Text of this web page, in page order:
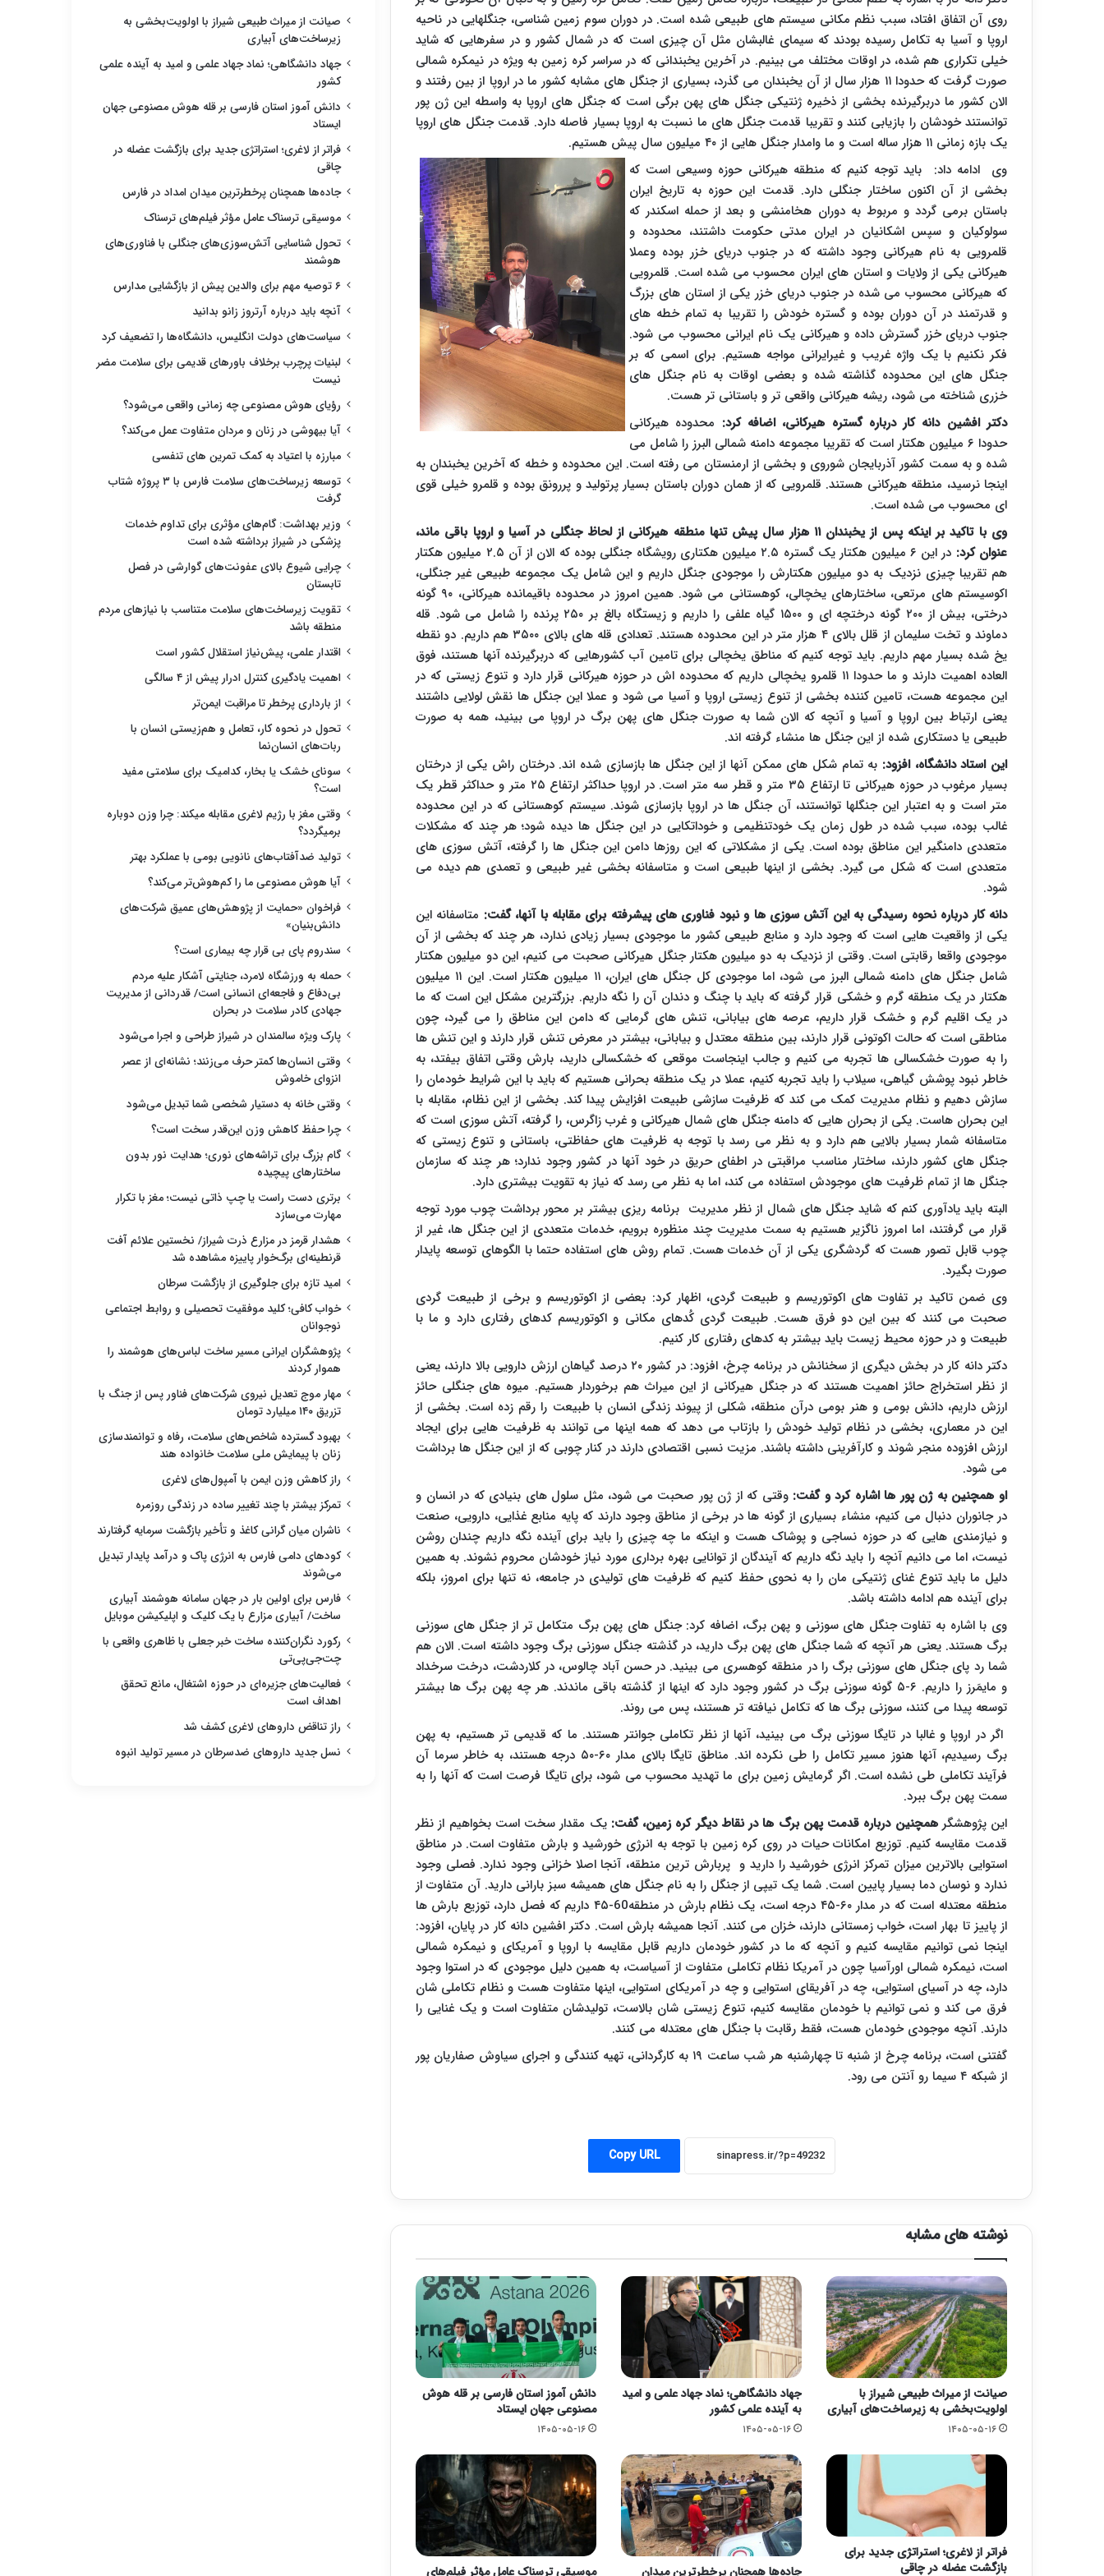
روی آن اتفاق افتاد، سبب نظم مکانی سیستم های طبیعی شده است. در دوران سوم زمین شناسی، جنگلهایی در ناحیه
اروپا و آسیا به تکامل رسیده بودند که سیمای غالبشان مثل آن چیزی است که در شمال کشور و در سفرهایی که شاید
خیلی تکراری هم شده، در اوقات مختلف می بینیم. در آخرین یخبندانی که در سراسر کره زمین به ویژه در نیمکره شمالی
صورت گرفت که حدودا ۱۱ هزار سال از آن یخبندان می گذرد، بسیاری از جنگل های مشابه کشور ما در اروپا از بین رفتند و
الان کشور ما دربرگیرنده بخشی از ذخیره ژنتیکی جنگل های پهن برگی است که جنگل های اروپا به واسطه این ژن پور
توانستند خودشان را بازیابی کنند و تقریبا قدمت جنگل های ما نسبت به اروپا بسیار فاصله دارد. قدمت جنگل های اروپا
یک بازه زمانی ۱۱ هزار ساله است و ما وامدار جنگل هایی از ۴۰ میلیون سال پیش هستیم.
وی ادامه داد: باید توجه کنیم که منطقه هیرکانی حوزه وسیعی است که
بخشی از آن اکنون ساختار جنگلی دارد. قدمت این حوزه به تاریخ ایران
باستان برمی گردد و مربوط به دوران هخامنشی و بعد از حمله اسکندر که
سولوکیان و سپس اشکانیان در ایران مدتی حکومت داشتند، محدوده و
قلمرویی به نام هیرکانی وجود داشته که در جنوب دریای خزر بوده وعملا
هیرکانی یکی از ولایات و استان های ایران محسوب می شده است. قلمرویی
که هیرکانی محسوب می شده در جنوب دریای خزر یکی از استان های بزرگ
و قدرتمند در آن دوران بوده و گستره خودش را تقریبا به تمام خطه های
جنوب دریای خزر گسترش داده و هیرکانی یک نام ایرانی محسوب می شود.
فکر نکنیم با یک واژه غریب و غیرایرانی مواجه هستیم. برای اسمی که بر
جنگل های این محدوده گذاشته شده و بعضی اوقات به نام جنگل های
خزری شناخته می شود، ریشه هیرکانی واقعی تر و باستانی تر هست.
دکتر افشین دانه کار درباره گستره هیرکانی، اضافه کرد: محدوده هیرکانی
حدودا ۶ میلیون هکتار است که تقریبا مجموعه دامنه شمالی البرز را شامل می
شده و به سمت کشور آذربایجان شوروی و بخشی از ارمنستان می رفته است. این محدوده و خطه که آخرین یخبندان به
اینجا نرسید، منطقه هیرکانی هستند. قلمرویی که از همان دوران باستان بسیار پرتولید و پررونق بوده و قلمرو خیلی قوی
ای محسوب می شده است.
وی با تاکید بر اینکه پس از یخبندان ۱۱ هزار سال پیش تنها منطقه هیرکانی از لحاظ جنگلی در آسیا و اروپا باقی ماند،
عنوان کرد:
در این ۶ میلیون هکتار یک گستره ۲.۵ میلیون هکتاری رویشگاه جنگلی بوده که الان از آن ۲.۵ میلیون هکتار
هم تقریبا چیزی نزدیک به دو میلیون هکتارش را موجودی جنگل داریم و این شامل یک مجموعه طبیعی غیر جنگلی،
اکوسیستم های مرتعی، ساختارهای یخچالی، کوهستانی می شود. همین امروز در محدوده باقیمانده هیرکانی، ۹۰ گونه
درختی، بیش از ۲۰۰ گونه درختچه ای و ۱۵۰۰ گیاه علفی را داریم و زیستگاه بالغ بر ۲۵۰ پرنده را شامل می شود. قله
دماوند و تخت سلیمان از قلل بالای ۴ هزار متر در این محدوده هستند. تعدادی قله های بالای ۳۵۰۰ هم داریم. دو نقطه
یخ شده بسیار مهم داریم. باید توجه کنیم که مناطق یخچالی برای تامین آب کشورهایی که دربرگیرنده آنها هستند، فوق
العاده اهمیت دارند و ما حدودا ۱۱ قلمرو یخچالی داریم که محدوده اش در حوزه هیرکانی قرار دارد و تنوع زیستی که در
این مجموعه هست، تامین کننده بخشی از تنوع زیستی اروپا و آسیا می شود و عملا این جنگل ها نقش لولایی داشتند
یعنی ارتباط بین اروپا و آسیا و آنچه که الان شما به صورت جنگل های پهن برگ در اروپا می بینید، همه به صورت
طبیعی یا دستکاری شده از این جنگل ها منشاء گرفته اند.
این استاد دانشگاه، افزود: به تمام شکل های ممکن آنها از این جنگل ها بازسازی شده اند. درختان راش یکی از درختان
بسیار مرغوب در حوزه هیرکانی تا ارتفاع ۳۵ متر و قطر سه متر است. در اروپا حداکثر ارتفاع ۲۵ متر و حداکثر قطر یک
متر است و به اعتبار این جنگلها توانستند، آن جنگل ها در اروپا بازسازی شوند. سیستم کوهستانی که در این محدوده
غالب بوده، سبب شده در طول زمان یک خودتنظیمی و خوداتکایی در این جنگل ها دیده شود؛ هر چند که مشکلات
متعددی دامنگیر این مناطق بوده است. یکی از مشکلاتی که این روزها دامن این جنگل ها را گرفته، آتش سوزی های
متعددی است که شکل می گیرد. بخشی از اینها طبیعی است و متاسفانه بخشی غیر طبیعی و تعمدی هم دیده می
شود.
دانه کار درباره نحوه رسیدگی به این آتش سوزی ها و نبود فناوری های پیشرفته برای مقابله با آنها، گفت: متاسفانه این
یکی از واقعیت هایی است که وجود دارد و منابع طبیعی کشور ما موجودی بسیار زیادی ندارد، هر چند که بخشی از آن
موجودی واقعا رقابتی است. وقتی از نزدیک به دو میلیون هکتار جنگل هیرکانی صحبت می کنیم، این دو میلیون هکتار
شامل جنگل های دامنه شمالی البرز می شود، اما موجودی کل جنگل های ایران، ۱۱ میلیون هکتار است. این ۱۱ میلیون
هکتار در یک منطقه گرم و خشکی قرار گرفته که باید با چنگ و دندان آن را نگه داریم. بزرگترین مشکل این است که ما
در یک اقلیم گرم و خشک قرار داریم، عرصه های بیابانی، تنش های گرمایی که دامن این مناطق را می گیرد، چون
مناطقی است که حالت اکوتونی قرار دارند، بین منطقه معتدل و بیابانی، بیشتر در معرض تنش قرار دارند و این تنش ها
را به صورت خشکسالی ها تجربه می کنیم و جالب اینجاست موقعی که خشکسالی دارید، بارش وقتی اتفاق بیفتد، به
خاطر نبود پوشش گیاهی، سیلاب را باید تجربه کنیم، عملا در یک منطقه بحرانی هستیم که باید با این شرایط خودمان را
سازش دهیم و نظام مدیریت کمک می کند که ظرفیت سازشی طبیعت افزایش پیدا کند. بخشی از این نظام، مقابله با
این بحران هاست. یکی از بحران هایی که دامنه جنگل های شمال هیرکانی و غرب زاگرس، را گرفته، آتش سوزی است که
متاسفانه شمار بسیار بالایی هم دارد و به نظر می رسد با توجه به ظرفیت های حفاظتی، باستانی و تنوع زیستی که
جنگل های کشور دارند، ساختار مناسب مراقبتی در اطفای حریق در خود آنها در کشور وجود ندارد؛ هر چند که سازمان
جنگل ها از تمام ظرفیت های موجودش استفاده می کند، اما به نظر می رسد که نیاز به تقویت بیشتری دارد.
البته باید یادآوری کنم که شاید جنگل های شمال از نظر مدیریت برنامه ریزی بیشتر بر محور برداشت چوب مورد توجه
قرار می گرفتند، اما امروز ناگزیر هستیم به سمت مدیریت چند منظوره برویم، خدمات متعددی از این جنگل ها، غیر از
چوب قابل تصور هست که گردشگری یکی از آن خدمات هست. تمام روش های استفاده حتما با الگوهای توسعه پایدار
صورت بگیرد.
وی ضمن تاکید بر تفاوت های اکوتوریسم و طبیعت گردی، اظهار کرد: بعضی از اکوتوریسم و برخی از طبیعت گردی
صحبت می کنند که بین این دو فرق هست. طبیعت گردی کُدهای مکانی و اکوتوریسم کدهای رفتاری دارد و ما با
طبیعت و در حوزه محیط زیست باید بیشتر به کدهای رفتاری کار کنیم.
دکتر دانه کار در بخش دیگری از سخنانش در برنامه چرخ، افزود: در کشور ۲۰ درصد گیاهان ارزش دارویی بالا دارند، یعنی
از نظر استخراج حائز اهمیت هستند که در جنگل هیرکانی از این میراث هم برخوردار هستیم. میوه های جنگلی حائز
ارزش داریم، دانش بومی و هنر بومی درآن منطقه، شکلی از پیوند زندگی انسان با طبیعت را رقم زده است. بخشی از
این در معماری، بخشی در نظام تولید خودش را بازتاب می دهد که همه اینها می توانند به ظرفیت هایی برای ایجاد
ارزش افزوده منجر شوند و کارآفرینی داشته باشند. مزیت نسبی اقتصادی دارند در کنار چوبی که از این جنگل ها برداشت
می شود.
او همچنین به ژن پور ها اشاره کرد و گفت:وقتی که از ژن پور صحبت می شود، مثل سلول های بنیادی که در انسان و
در جانوران دنبال می کنیم، منشاء بسیاری از گونه ها در برخی از مناطق وجود دارند که پایه منابع غذایی، دارویی، صنعت
و نیازمندی هایی که در حوزه نساجی و پوشاک هست و اینکه ما چه چیزی را باید برای آینده نگه داریم چندان روشن
نیست، اما می دانیم آنچه را باید نگه داریم که آیندگان از توانایی بهره برداری مورد نیاز خودشان محروم نشوند. به همین
دلیل ما باید تنوع غنای ژنتیکی مان را به نحوی حفظ کنیم که ظرفیت های تولیدی در جامعه، نه تنها برای امروز، بلکه
برای آینده هم ادامه داشته باشد.
وی با اشاره به تفاوت جنگل های سوزنی و پهن برگ، اضافه کرد: جنگل های پهن برگ متکامل تر از جنگل های سوزنی
برگ هستند. یعنی هر آنچه که شما جنگل های پهن برگ دارید، در گذشته جنگل سوزنی برگ وجود داشته است. الان هم
شما رد پای جنگل های سوزنی برگ را در منطقه کوهسری می بینید. در حسن آباد چالوس، در کلاردشت، درخت سرخداد
و مایمَرز را داریم. ۶-۵ گونه سوزنی برگ در کشور وجود دارد که اینها از گذشته باقی ماندند. هر چه پهن برگ ها بیشتر
توسعه پیدا می کنند، سوزنی برگ ها که تکامل نیافته تر هستند، پس می روند.
اگر در اروپا و غالبا در تایگا سوزنی برگ می بینید، آنها از نظر تکاملی جوانتر هستند. ما که قدیمی تر هستیم، به پهن
برگ رسیدیم، آنها هنوز مسیر تکامل را طی نکرده اند. مناطق تایگا بالای مدار ۶۰-۵۰ درجه هستند، به خاطر سرما آن
فرآیند تکاملی طی نشده است. اگر گرمایش زمین برای ما تهدید محسوب می شود، برای تایگا فرصت است که آنها را به
سمت پهن برگ ببرد.
این پژوهشگر همچنین درباره قدمت پهن برگ ها در نقاط دیگر کره زمین، گفت:یک مقدار سخت است بخواهیم از نظر
قدمت مقایسه کنیم. توزیع امکانات حیات در روی کره زمین با توجه به انرژی خورشید و بارش متفاوت است. در مناطق
استوایی بالاترین میزان تمرکز انرژی خورشید را دارید و پربارش ترین منطقه، آنجا اصلا خزانی وجود ندارد. فصلی وجود
ندارد و نوسان دما بسیار پایین است. شما یک تیپی از جنگل را به نام جنگل های همیشه سبز بارانی دارید. آن متفاوت از
منطقه معتدله است که در مدار ۶۰-۴۵ درجه است، یک نظام بارش در منطقه60-۴۵ داریم که فصل دارد، توزیع بارش ها
از پاییز تا بهار است، خواب زمستانی دارند، خزان می کنند. آنجا همیشه بارش است. دکتر افشین دانه کار در پایان، افزود:
اینجا نمی توانیم مقایسه کنیم و آنچه که ما در کشور خودمان داریم قابل مقایسه با اروپا و آمریکای و نیمکره شمالی
است، نیمکره شمالی اورآسیا چون در آمریکا نظام تکاملی متفاوت از آسیاست، به همین دلیل موجودی که در استوا وجود
دارد، چه در آسیای استوایی، چه در آفریقای استوایی و چه در آمریکای استوایی، اینها متفاوت هست و نظام تکاملی شان
فرق می کند و نمی توانیم با خودمان مقایسه کنیم، تنوع زیستی شان بالاست، تولیدشان متفاوت است و یک غنایی را
دارند. آنچه موجودی خودمان هست، فقط رقابت با جنگل های معتدله می کنند.
گفتنی است، برنامه چرخ از شنبه تا چهارشنبه هر شب ساعت ۱۹ به کارگردانی، تهیه کنندگی و اجرای سیاوش صفاریان پور
از شبکه ۴ سیما رو آنتن می رود.
Copy URL
نوشته های مشابه
صیانت از میراث طبیعی شیراز با
اولویت‌بخشی به زیرساخت‌های آبیاری
۱۴۰۵-۰۵-۱۶
جهاد دانشگاهی؛ نماد جهاد علمی و امید
به آینده علمی کشور
۱۴۰۵-۰۵-۱۶
دانش آموز استان فارسی بر قله هوش
مصنوعی جهان ایستاد
۱۴۰۵-۰۵-۱۶
فراتر از لاغری؛ استراتژی جدید برای
بازگشت عضله در چاقی
جاده‌ها همچنان پرخطرترین میدان موسیقی ترسناک عامل مؤثر فیلم‌های
صیانت از میراث طبیعی شیراز با اولویت‌بخشی به
زیرساخت‌های آبیاری
جهاد دانشگاهی؛ نماد جهاد علمی و امید به آینده علمی
کشور
دانش آموز استان فارسی بر قله هوش مصنوعی جهان
ایستاد
فراتر از لاغری؛ استراتژی جدید برای بازگشت عضله در
چاقی
جاده‌ها همچنان پرخطرترین میدان امداد در فارس
موسیقی ترسناک عامل مؤثر فیلم‌های ترسناک
تحول شناسایی آتش‌سوزی‌های جنگلی با فناوری‌های
هوشمند
۶ توصیه مهم برای والدین پیش از بازگشایی مدارس
آنچه باید درباره آرتروز زانو بدانید
سیاست‌های دولت انگلیس، دانشگاه‌ها را تضعیف کرد
لبنیات پرچرب برخلاف باورهای قدیمی برای سلامت مضر
نیست
رؤیای هوش مصنوعی چه زمانی واقعی می‌شود؟
آیا بیهوشی در زنان و مردان متفاوت عمل می‌کند؟
مبارزه با اعتیاد به کمک تمرین های تنفسی
توسعه زیرساخت‌های سلامت فارس با ۳ پروژه شتاب
گرفت
وزیر بهداشت: گام‌های مؤثری برای تداوم خدمات
پزشکی در شیراز برداشته شده است
چرایی شیوع بالای عفونت‌های گوارشی در فصل
تابستان
تقویت زیرساخت‌های سلامت متناسب با نیازهای مردم
منطقه باشد
اقتدار علمی، پیش‌نیاز استقلال کشور است
اهمیت یادگیری کنترل ادرار پیش از ۴ سالگی
از بارداری پرخطر تا مراقبت ایمن‌تر
تحول در نحوه کار، تعامل و هم‌زیستی انسان با
ربات‌های انسان‌نما
سونای خشک یا بخار، کدامیک برای سلامتی مفید
است؟
وقتی مغز با رژیم لاغری مقابله میکند: چرا وزن دوباره
برمیگردد؟
تولید ضدآفتاب‌های نانویی بومی با عملکرد بهتر
آیا هوش مصنوعی ما را کم‌هوش‌تر می‌کند؟
فراخوان «حمایت از پژوهش‌های عمیق شرکت‌های
دانش‌بنیان»
سندروم پای بی قرار چه بیماری است؟
حمله به ورزشگاه لامرد، جنایتی آشکار علیه مردم
بی‌دفاع و فاجعه‌ای انسانی است/ قدردانی از مدیریت
جهادی کادر سلامت در بحران
پارک ویژه سالمندان در شیراز طراحی و اجرا می‌شود
وقتی انسان‌ها کمتر حرف می‌زنند؛ نشانه‌ای از عصر
انزوای خاموش
وقتی خانه به دستیار شخصی شما تبدیل می‌شود
چرا حفظ کاهش وزن این‌قدر سخت است؟
گام بزرگ برای تراشه‌های نوری؛ هدایت نور بدون
ساختارهای پیچیده
برتری دست راست یا چپ ذاتی نیست؛ مغز با تکرار
مهارت می‌سازد
هشدار قرمز در مزارع ذرت شیراز/ نخستین علائم آفت
قرنطینه‌ای برگ‌خوار پاییزه مشاهده شد
امید تازه برای جلوگیری از بازگشت سرطان
خواب کافی؛ کلید موفقیت تحصیلی و روابط اجتماعی
نوجوانان
پژوهشگران ایرانی مسیر ساخت لباس‌های هوشمند را
هموار کردند
مهار موج تعدیل نیروی شرکت‌های فناور پس از جنگ با
تزریق ۱۴۰ میلیارد تومان
بهبود گسترده شاخص‌های سلامت، رفاه و توانمندسازی
زنان با پیمایش ملی سلامت خانواده هند
راز کاهش وزن ایمن با آمپول‌های لاغری
تمرکز بیشتر با چند تغییر ساده در زندگی روزمره
ناشران میان گرانی کاغذ و تأخیر بازگشت سرمایه گرفتارند
کودهای دامی فارس به انرژی پاک و درآمد پایدار تبدیل
می‌شوند
فارس برای اولین بار در جهان سامانه هوشمند آبیاری
ساخت/ آبیاری مزارع با یک کلیک و اپلیکیشن موبایل
رکورد نگران‌کننده ساخت خبر جعلی با ظاهری واقعی با
چت‌جی‌پی‌تی
فعالیت‌های جزیره‌ای در حوزه اشتغال، مانع تحقق
اهداف است
راز تناقض داروهای لاغری کشف شد
نسل جدید داروهای ضدسرطان در مسیر تولید انبوه